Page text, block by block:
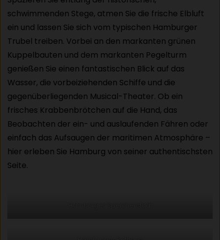
schwimmenden Stege, atmen Sie die frische Elbluft
ein und lassen Sie sich vom typischen Hamburger
Trubel treiben. Vorbei an den markanten grünen
Kuppelbauten und dem markanten Pegelturm
genießen Sie einen fantastischen Blick auf das
Wasser, die vorbeiziehenden Schiffe und die
gegenüberliegenden Musical-Theater. Ob ein
frisches Krabbenbrötchen auf die Hand, das
Beobachten der ein- und auslaufenden Fähren oder
einfach das Aufsaugen der maritimen Atmosphäre –
hier erleben Sie Hamburg von seiner authentischsten
Seite.